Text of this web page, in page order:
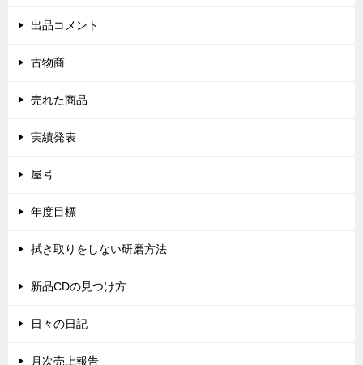
出品コメント
古物商
売れた商品
実績発表
屋号
年度目標
拭き取りをしない研磨方法
新品CDの見つけ方
日々の日記
月次売上報告